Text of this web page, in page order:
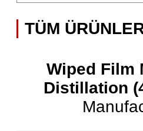
TÜM
Wiped Film
Distillation